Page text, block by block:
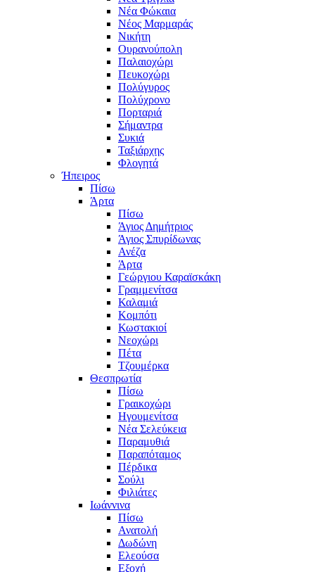
Νέα Φώκαια
Νέος Μαρμαράς
Νικήτη
Ουρανούπολη
Παλαιοχώρι
Πευκοχώρι
Πολύγυρος
Πολύχρονο
Πορταριά
Σήμαντρα
Συκιά
Ταξιάρχης
Φλογητά
Ήπειρος
Πίσω
Άρτα
Πίσω
Άγιος Δημήτριος
Άγιος Σπυρίδωνας
Ανέζα
Άρτα
Γεώργιου Καραϊσκάκη
Γραμμενίτσα
Καλαμιά
Κομπότι
Κωστακιοί
Νεοχώρι
Πέτα
Τζουμέρκα
Θεσπρωτία
Πίσω
Γραικοχώρι
Ηγουμενίτσα
Νέα Σελεύκεια
Παραμυθιά
Παραπόταμος
Πέρδικα
Σούλι
Φιλιάτες
Ιωάννινα
Πίσω
Ανατολή
Δωδώνη
Ελεούσα
Εξοχή